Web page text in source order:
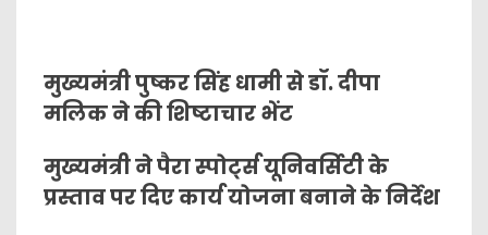
मुख्यमंत्री पुष्कर सिंह धामी से डॉ. दीपा
मलिक ने की शिष्टाचार भेंट
मुख्यमंत्री ने पैरा स्पोर्ट्स यूनिवर्सिटी के
प्रस्ताव पर दिए कार्य योजना बनाने के निर्देश